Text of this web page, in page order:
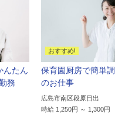
んたん
務
保育園厨房で簡単
のお仕事
広島市南区段原日出
時給 1,250円 ～ 1,300円